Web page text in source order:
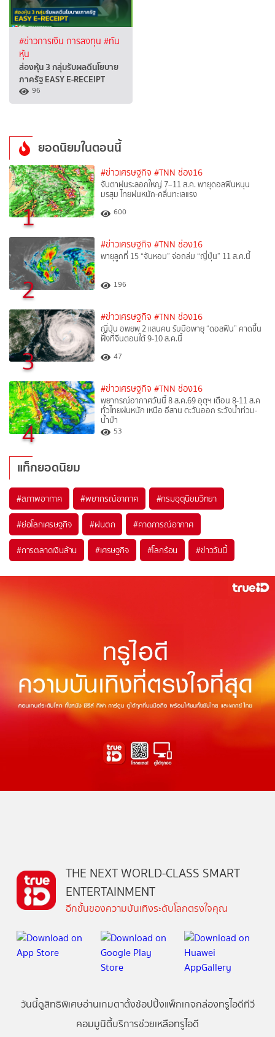
#ข่าวการเงิน การลงทุน #ทัน
หุ้น
ส่องหุ้น 3 กลุ่มรับผลดีนโยบาย
ภาครัฐ EASY E-RECEIPT
96
ยอดนิยมในตอนนี้
1
#ข่าวเศรษฐกิจ #TNN ช่อง16
จับตาฝนระลอกใหญ่ 7–11 ส.ค. พายุดอลฟินหนุน
มรสุม ไทยฝนหนัก-คลื่นทะเลแรง
600
2
#ข่าวเศรษฐกิจ #TNN ช่อง16
พายุลูกที่ 15 “จันหอม” จ่อถล่ม “ญี่ปุ่น” 11 ส.ค.นี้
196
3
#ข่าวเศรษฐกิจ #TNN ช่อง16
ญี่ปุ่น อพยพ 2 แสนคน รับมือพายุ “ดอลฟิน” คาดขึ้น
ฝั่งที่จีนตอนใต้ 9-10 ส.ค.นี้
47
4
#ข่าวเศรษฐกิจ #TNN ช่อง16
พยากรณ์อากาศวันนี้ 8 ส.ค.69 อุตุฯ เตือน 8-11 ส.ค
ทั่วไทยฝนหนัก เหนือ อีสาน ตะวันออก ระวังน้ำท่วม-
น้ำป่า
53
แท็กยอดนิยม
#สภาพอากาศ #พยากรณ์อากาศ #กรมอุตุนิยมวิทยา
#ย่อโลกเศรษฐกิจ #ฝนตก #คาดการณ์อากาศ
#การตลาดเงินล้าน #เศรษฐกิจ #โลกร้อน #ข่าววันนี้
THE NEXT WORLD-CLASS SMART
ENTERTAINMENT
อีกขั้นของความบันเทิงระดับโลกตรงใจคุณ
วันนี้ดูสิทธิพิเศษอ่านเกมตาตั้งช้อปปิ้งแพ็กเกจกล่องทรูไอดีทีวี
คอมมูนิตี้บริการช่วยเหลือทรูไอดี